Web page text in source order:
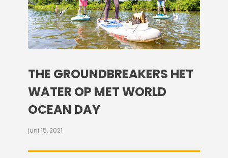
THE GROUNDBREAKERS HET
WATER OP MET WORLD
OCEAN DAY
juni 15, 2021